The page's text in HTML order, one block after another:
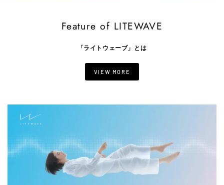
Feature of LITEWAVE
「ライトウェーブ」とは
VIEW MORE